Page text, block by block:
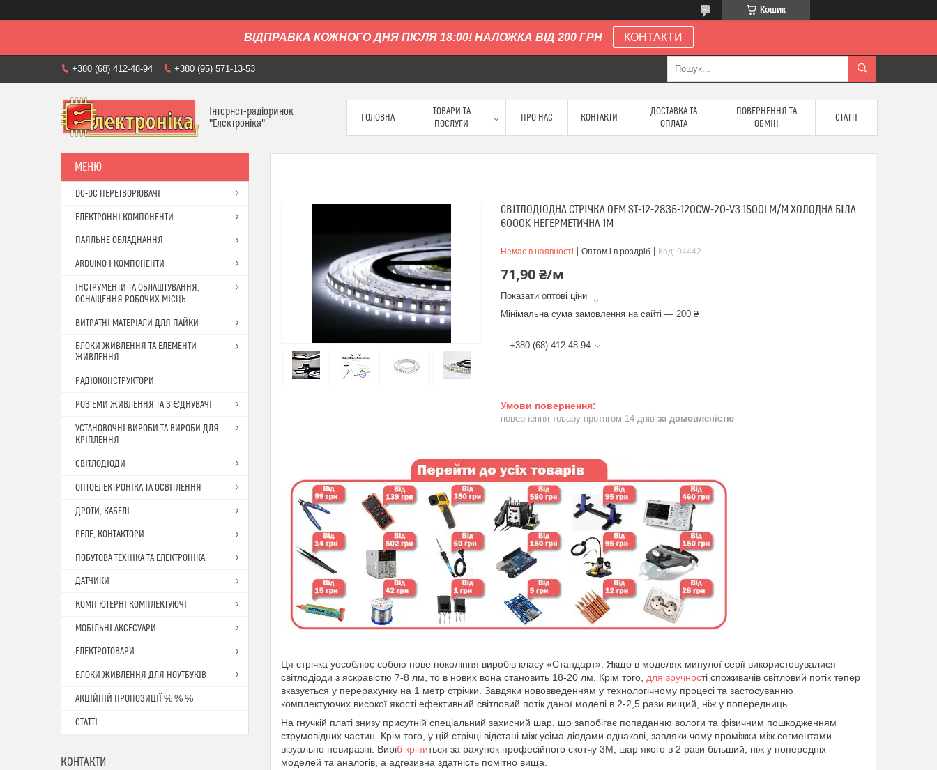
Кошик
ВІДПРАВКА КОЖНОГО ДНЯ ПІСЛЯ 18:00! НАЛОЖКА ВІД 200 ГРН КОНТАКТИ
+380 (68) 412-48-94 +380 (95) 571-13-53
Інтернет-радіоринок
"Електроніка"
ГОЛОВНА
ТОВАРИ ТА
ПОСЛУГИ
ПРО НАС КОНТАКТИ
ДОСТАВКА ТА
ОПЛАТА
ПОВЕРНЕННЯ ТА
ОБМІН
СТАТТІ
СВІТЛОДІОДНА СТРІЧКА OEM ST-12-2835-120CW-20-V3 1500LM/M ХОЛОДНА БІЛА
6000K НЕГЕРМЕТИЧНА 1М
Немає в наявності Оптом і в роздріб Код: 04442
71,90 ₴/м
Показати оптові ціни
Мінімальна сума замовлення на сайті — 200 ₴
+380 (68) 412-48-94
повернення товару протягом 14 днів за домовленістю
Ця стрічка уособлює собою нове покоління виробів класу «Стандарт». Якщо в моделях минулої серії використовувалися
світлодіоди з яскравістю 7-8 лм, то в нових вона становить 18-20 лм. Крім того, для зручності споживачів світловий потік тепер
вказується у перерахунку на 1 метр стрічки. Завдяки нововведенням у технологічному процесі та застосуванню
комплектуючих високої якості ефективний світловий потік даної моделі в 2-2,5 рази вищий, ніж у попередниць.
На гнучкій платі знизу присутній спеціальний захисний шар, що запобігає попаданню вологи та фізичним пошкодженням
струмовідних частин. Крім того, у цій стрічці відстані між усіма діодами однакові, завдяки чому проміжки між сегментами
візуально невиразні. Виріб кріпиться за рахунок професійного скотчу 3М, шар якого в 2 рази більший, ніж у попередніх
моделей та аналогів, а адгезивна здатність помітно вища.
DC-DC ПЕРЕТВОРЮВАЧІ
ЕЛЕКТРОННІ КОМПОНЕНТИ
ПАЯЛЬНЕ ОБЛАДНАННЯ
ARDUINO І КОМПОНЕНТИ
ІНСТРУМЕНТИ ТА ОБЛАШТУВАННЯ,
ОСНАЩЕННЯ РОБОЧИХ МІСЦЬ
ВИТРАТНІ МАТЕРІАЛИ ДЛЯ ПАЙКИ
БЛОКИ ЖИВЛЕННЯ ТА ЕЛЕМЕНТИ
ЖИВЛЕННЯ
РАДІОКОНСТРУКТОРИ
РОЗ'ЕМИ ЖИВЛЕННЯ ТА З'ЄДНУВАЧІ
УСТАНОВОЧНІ ВИРОБИ ТА ВИРОБИ ДЛЯ
КРІПЛЕННЯ
СВІТЛОДІОДИ
ОПТОЕЛЕКТРОНІКА ТА ОСВІТЛЕННЯ
ДРОТИ, КАБЕЛІ
РЕЛЕ, КОНТАКТОРИ
ПОБУТОВА ТЕХНІКА ТА ЕЛЕКТРОНІКА
ДАТЧИКИ
КОМП'ЮТЕРНІ КОМПЛЕКТУЮЧІ
МОБІЛЬНІ АКСЕСУАРИ
ЕЛЕКТРОТОВАРИ
БЛОКИ ЖИВЛЕННЯ ДЛЯ НОУТБУКІВ
АКЦІЙНІЙ ПРОПОЗИЦІЇ % % %
СТАТТІ
КОНТАКТИ